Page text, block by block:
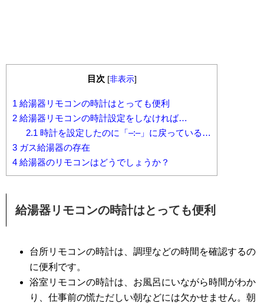
目次 [非表示]
1 給湯器リモコンの時計はとっても便利
2 給湯器リモコンの時計設定をしなければ…
2.1 時計を設定したのに「–:–」に戻っている…
3 ガス給湯器の存在
4 給湯器のリモコンはどうでしょうか？
給湯器リモコンの時計はとっても便利
台所リモコンの時計は、調理などの時間を確認するの
に便利です。
浴室リモコンの時計は、お風呂にいながら時間がわか
り、仕事前の慌ただしい朝などには欠かせません。朝